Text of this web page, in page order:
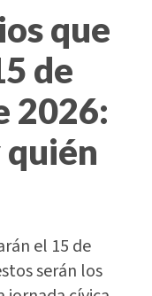
que
de
2026:
quién
el 15 de
serán los